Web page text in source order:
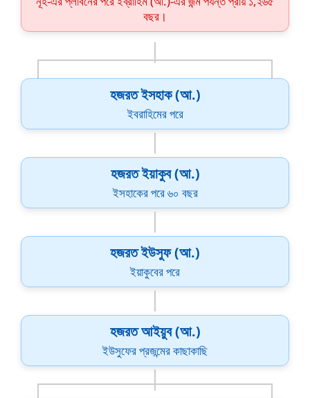
বছর।
হজরত ইসহাক (আ.)
ইবরাহিমের পরে
হজরত ইয়াকুব (আ.)
ইসহাকের পরে ৬০ বছর
হজরত ইউসুফ (আ.)
ইয়াকুবের পরে
হজরত আইয়ুব (আ.)
ইউসুফের প্রজন্মের কাছাকাছি